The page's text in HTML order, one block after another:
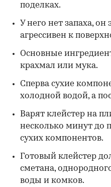
поделках.
У него нет запаха, он
агрессивен к
Основные
крахмал или мука.
Сперва сухие
холодной водой, а
Варят клейстер на
несколько минут до
сухих компонентов.
Готовый клейстер
сметана,
воды и комков.